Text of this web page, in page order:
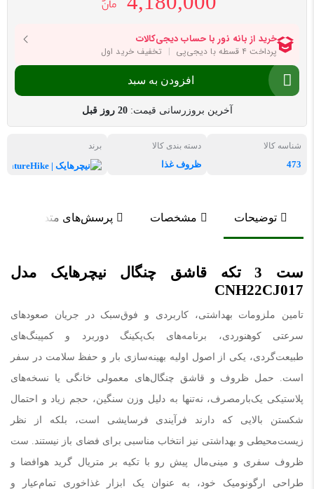
افزودن به سبد
آخرین بروزرسانی قیمت:20 روز قبل
شناسه کالا
473
دسته بندی کالا
ظروف غذا
برند
توضیحات مشخصات پرسش‌های متداول
ست 3 تکه قاشق چنگال نیچرهایک مدل
CNH22CJ017
تامین ملزومات بهداشتی، کاربردی و فوق‌سبک در جریان صعودهای
سرعتی کوهنوردی، برنامه‌های بک‌پکینگ دوربرد و کمپینگ‌های
طبیعت‌گردی، یکی از اصول اولیه بهینه‌سازی بار و حفظ سلامت در سفر
است. حمل ظروف و قاشق چنگال‌های معمولی خانگی یا نسخه‌های
پلاستیکی یک‌بارمصرف، نه‌تنها به دلیل وزن سنگین، حجم زیاد و احتمال
شکستن بالایی که دارند فرآیندی فرسایشی است، بلکه از نظر
زیست‌محیطی و بهداشتی نیز انتخاب مناسبی برای فضای باز نیستند. ست
ظروف سفری و مینی‌مال پیش رو با تکیه بر متریال گرید هوافضا و
طراحی ارگونومیک خود، به عنوان یک ابزار غذاخوری تمام‌عیار و